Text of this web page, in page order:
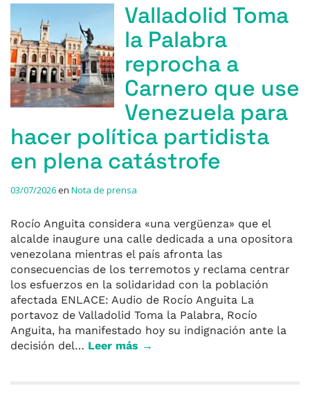
Valladolid Toma
la Palabra
reprocha a
Carnero que use
Venezuela para
hacer política partidista
en plena catástrofe
03/07/2026en Nota de prensa
Rocío Anguita considera «una vergüenza» que el
alcalde inaugure una calle dedicada a una opositora
venezolana mientras el país afronta las
consecuencias de los terremotos y reclama centrar
los esfuerzos en la solidaridad con la población
afectada ENLACE: Audio de Rocío Anguita La
portavoz de Valladolid Toma la Palabra, Rocío
Anguita, ha manifestado hoy su indignación ante la
decisión del… Leer más →